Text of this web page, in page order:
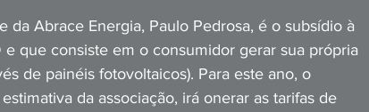
Abrace Energia, Paulo Pedrosa, é o subsídio à
que consiste em o consumidor gerar sua própria
de painéis fotovoltaicos). Para este ano, o
da associação, irá onerar as tarifas de